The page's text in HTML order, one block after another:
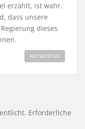
erzählt, ist wahr.
dass unsere
dieses
ANTWORTEN
Erforderliche